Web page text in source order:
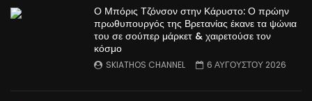
Ο Μπόρις Τζόνσον στην Κάρυστο: Ο πρώην
πρωθυπουργός της Βρετανίας έκανε τα ψώνια
του σε σούπερ μάρκετ & χαιρετούσε τον
κόσμο
SKIATHOS CHANNEL 6 ΑΥΓΟΥΣΤΟΥ 2026